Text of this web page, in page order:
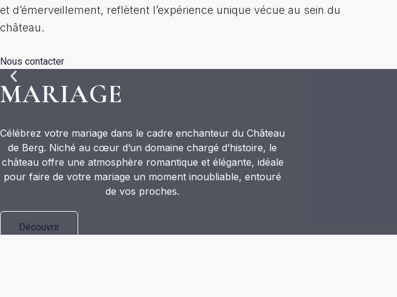
et d’émerveillement, reflètent l’expérience unique vécue au sein du
château.
Nous contacter
MARIAGE
Célébrez votre mariage dans le cadre enchanteur du Château
de Berg. Niché au cœur d’un domaine chargé d’histoire, le
château offre une atmosphère romantique et élégante, idéale
pour faire de votre mariage un moment inoubliable, entouré
de vos proches.
Découvrir